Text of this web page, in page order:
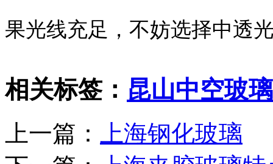
果光线充足，不妨选择中透
相关标签： 昆山中空玻璃
上一篇：
上海钢化玻璃